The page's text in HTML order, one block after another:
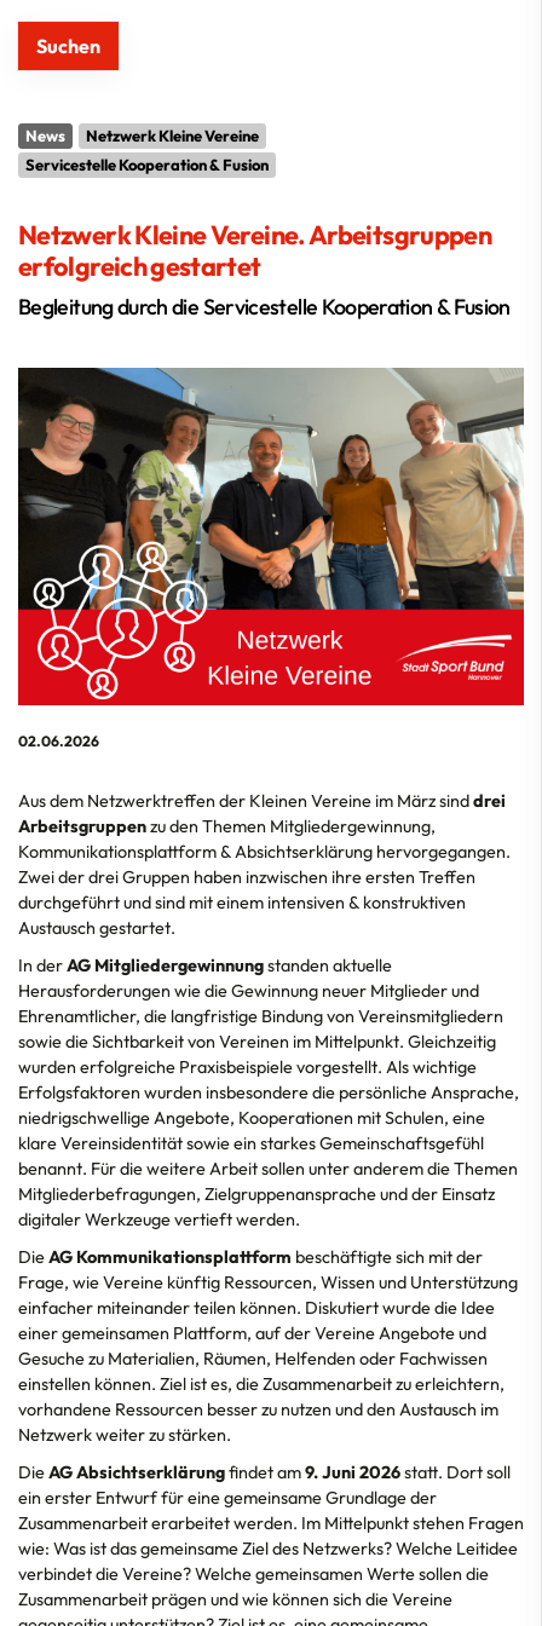
News
Netzwerk Kleine Vereine
Servicestelle Kooperation & Fusion
Netzwerk Kleine Vereine. Arbeitsgruppen
erfolgreich gestartet
Begleitung durch die Servicestelle Kooperation & Fusion
02.06.2026
Aus dem Netzwerktreffen der Kleinen Vereine im März sinddrei
Arbeitsgruppenzu den Themen Mitgliedergewinnung,
Kommunikationsplattform & Absichtserklärung hervorgegangen.
Zwei der drei Gruppen haben inzwischen ihre ersten Treffen
durchgeführt und sind mit einem intensiven & konstruktiven
Austausch gestartet.
In derAG Mitgliedergewinnungstanden aktuelle
Herausforderungen wie die Gewinnung neuer Mitglieder und
Ehrenamtlicher, die langfristige Bindung von Vereinsmitgliedern
sowie die Sichtbarkeit von Vereinen im Mittelpunkt. Gleichzeitig
wurden erfolgreiche Praxisbeispiele vorgestellt. Als wichtige
Erfolgsfaktoren wurden insbesondere die persönliche Ansprache,
niedrigschwellige Angebote, Kooperationen mit Schulen, eine
klare Vereinsidentität sowie ein starkes Gemeinschaftsgefühl
benannt. Für die weitere Arbeit sollen unter anderem die Themen
Mitgliederbefragungen, Zielgruppenansprache und der Einsatz
digitaler Werkzeuge vertieft werden.
DieAG Kommunikationsplattform beschäftigte sich mit der
Frage, wie Vereine künftig Ressourcen, Wissen und Unterstützung
einfacher miteinander teilen können. Diskutiert wurde die Idee
einer gemeinsamen Plattform, auf der Vereine Angebote und
Gesuche zu Materialien, Räumen, Helfenden oder Fachwissen
einstellen können. Ziel ist es, die Zusammenarbeit zu erleichtern,
vorhandene Ressourcen besser zu nutzen und den Austausch im
Netzwerk weiter zu stärken.
DieAG Absichtserklärungfindet am9. Juni 2026statt. Dort soll
ein erster Entwurf für eine gemeinsame Grundlage der
Zusammenarbeit erarbeitet werden. Im Mittelpunkt stehen Fragen
wie: Was ist das gemeinsame Ziel des Netzwerks? Welche Leitidee
verbindet die Vereine? Welche gemeinsamen Werte sollen die
Zusammenarbeit prägen und wie können sich die Vereine